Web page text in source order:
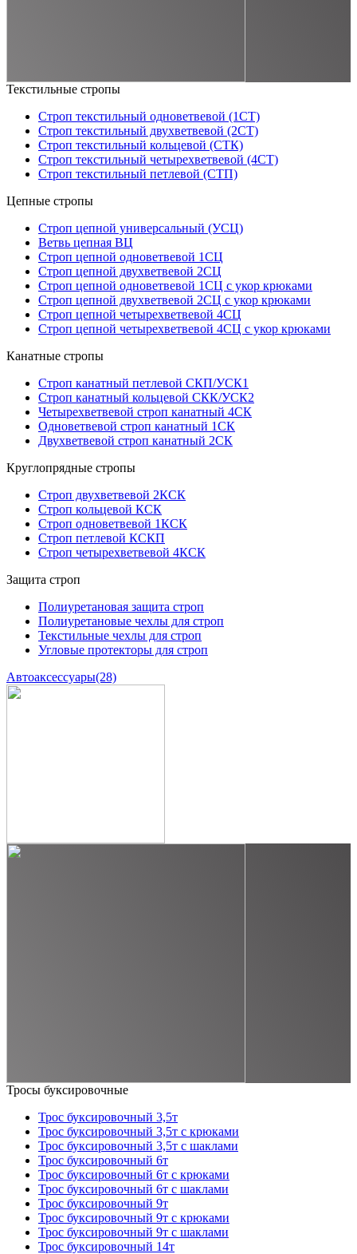
Текстильные стропы
Строп текстильный одноветвевой (1СТ)
Строп текстильный двухветвевой (2СТ)
Строп текстильный кольцевой (СТК)
Строп текстильный четырехветвевой (4СТ)
Строп текстильный петлевой (СТП)
Цепные стропы
Строп цепной универсальный (УСЦ)
Ветвь цепная ВЦ
Строп цепной одноветвевой 1СЦ
Строп цепной двухветвевой 2СЦ
Строп цепной одноветвевой 1СЦ с укор крюками
Строп цепной двухветвевой 2СЦ с укор крюками
Строп цепной четырехветвевой 4СЦ
Строп цепной четырехветвевой 4СЦ с укор крюками
Канатные стропы
Строп канатный петлевой СКП/УСК1
Строп канатный кольцевой СКК/УСК2
Четырехветвевой строп канатный 4СК
Одноветвевой строп канатный 1СК
Двухветвевой строп канатный 2СК
Круглопрядные стропы
Строп двухветвевой 2КСК
Строп кольцевой КСК
Строп одноветвевой 1КСК
Строп петлевой КСКП
Строп четырехветвевой 4КСК
Защита строп
Полиуретановая защита строп
Полиуретановые чехлы для строп
Текстильные чехлы для строп
Угловые протекторы для строп
Автоаксессуары(28)
Тросы буксировочные
Трос буксировочный 3,5т
Трос буксировочный 3,5т с крюками
Трос буксировочный 3,5т с шаклами
Трос буксировочный 6т
Трос буксировочный 6т с крюками
Трос буксировочный 6т с шаклами
Трос буксировочный 9т
Трос буксировочный 9т с крюками
Трос буксировочный 9т с шаклами
Трос буксировочный 14т